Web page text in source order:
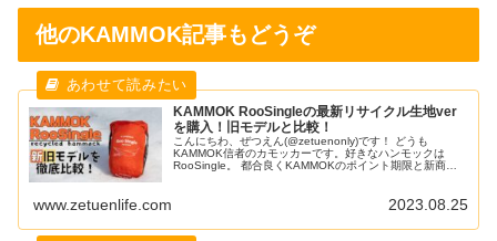
他のKAMMOK記事もどうぞ
KAMMOK RooSingleの最新リサイクル生地ver
を購入！旧モデルと比較！
こんにちわ、ぜつえん(@zetuenonly)です！ どうも
KAMMOK信者のカモッカーです。好きなハンモックは
RooSingle。 都合良くKAMMOKのポイント期限と新商品
く、サイズ感なども変わってたのでその話をしていきま
www.zetuenlife.com 2023.08.25